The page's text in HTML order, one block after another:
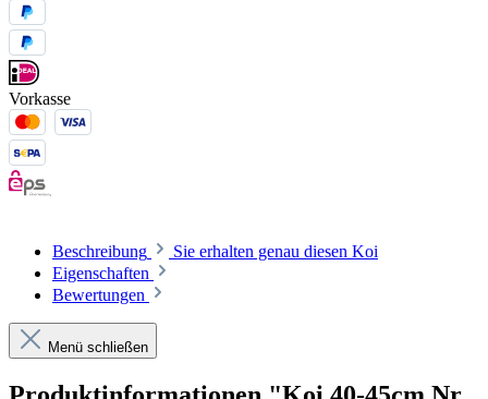
Vorkasse
Beschreibung
Sie erhalten genau diesen Koi
Eigenschaften
Bewertungen
Menü schließen